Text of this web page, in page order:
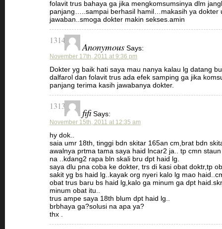
folavit trus bahaya ga jika mengkomsumsinya dlm
panjang…..sampai berhasil hamil…makasih ya dokter
jawaban..smoga dokter makin sekses.amin
1314
Anonymous Says:
November 17th, 2011 at 9:36 pm
Dokter yg baik hati saya mau nanya kalau lg datang
dalfarol dan folavit trus ada efek samping ga jika
panjang terima kasih jawabanya dokter.
1313
fifi Says:
November 15th, 2011 at 12:35 am
hy dok..
saia umr 18th, tinggi bdn skitar 165an cm,brat bdn
awalnya prtma tama saya haid lncar2 ja.. tp cmn
na ..kdang2 rapa bln skali bru dpt haid lg.
saya dlu pna coba ke dokter, trs di kasi obat doktr,tp
sakit yg bs haid lg..kayak org nyeri kalo lg mao
obat trus baru bs haid lg,kalo ga minum ga dpt
minum obat itu..
trus ampe saya 18th blum dpt haid lg..
brbhaya ga?solusi na apa ya?
thx .